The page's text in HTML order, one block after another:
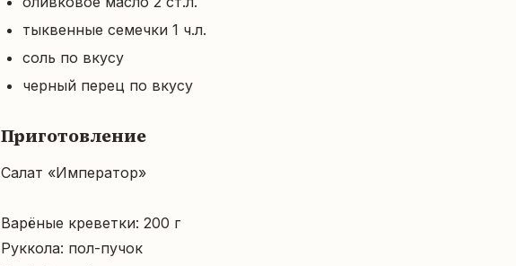
тыквенные семечки 1 ч.л.
соль по вкусу
черный перец по вкусу
Приготовление
Салат «Император»
Варёные креветки: 200 г
Руккола: пол-пучок